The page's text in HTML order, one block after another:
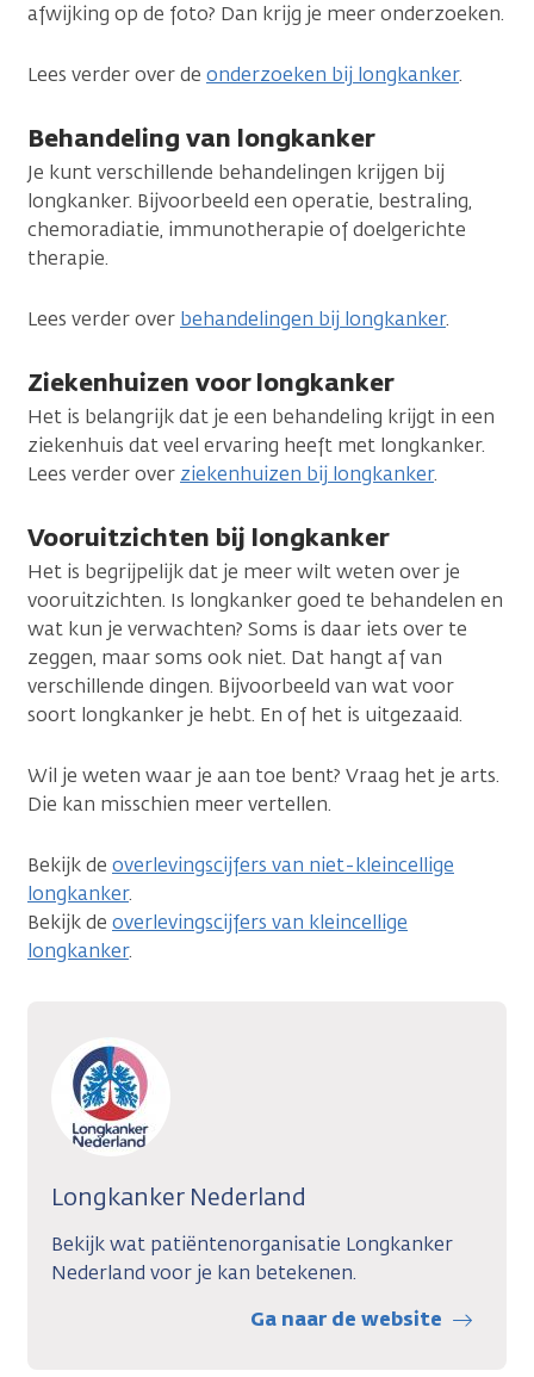
afwijking op de foto? Dan krijg je meer onderzoeken.
Lees verder over de onderzoeken bij longkanker.
Behandeling van longkanker
Je kunt verschillende behandelingen krijgen bij
longkanker. Bijvoorbeeld een operatie, bestraling,
chemoradiatie, immunotherapie of doelgerichte
therapie.
Lees verder over behandelingen bij longkanker.
Ziekenhuizen voor longkanker
Het is belangrijk dat je een behandeling krijgt in een
ziekenhuis dat veel ervaring heeft met longkanker.
Lees verder over ziekenhuizen bij longkanker.
Vooruitzichten bij longkanker
Het is begrijpelijk dat je meer wilt weten over je
vooruitzichten. Is longkanker goed te behandelen en
wat kun je verwachten? Soms is daar iets over te
zeggen, maar soms ook niet. Dat hangt af van
verschillende dingen. Bijvoorbeeld van wat voor
soort longkanker je hebt. En of het is uitgezaaid.
Wil je weten waar je aan toe bent? Vraag het je arts.
Die kan misschien meer vertellen.
Bekijk de overlevingscijfers van niet-kleincellige
longkanker.
Bekijk de overlevingscijfers van kleincellige
longkanker.
Longkanker Nederland
Bekijk wat patiëntenorganisatie Longkanker
Nederland voor je kan betekenen.
Ga naar de website